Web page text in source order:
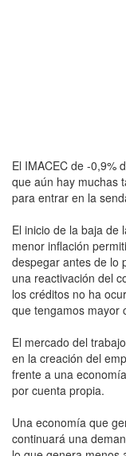
El IMACEC de -0,9%
que aún hay muchas
para entrar en la
El inicio de la baja de
menor inflación
despegar antes de lo
una reactivación del
los créditos no ha
que tengamos mayor
El mercado del
en la creación del
frente a una
por cuenta propia.
Una economía que
continuará una